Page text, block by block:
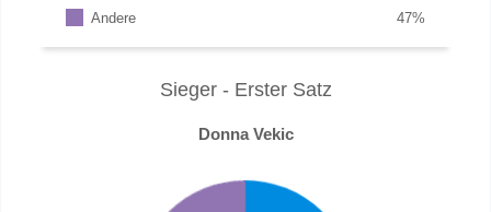
Andere
%
47
Sieger - Erster Satz
Donna Vekic